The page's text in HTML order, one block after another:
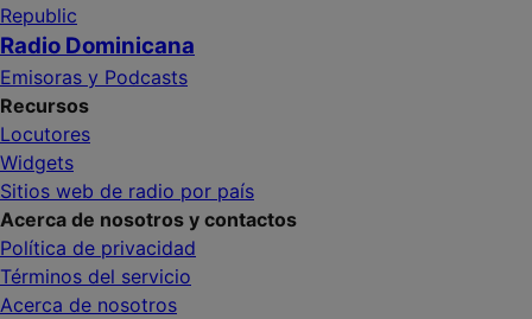
Radio Dominicana
Emisoras y Podcasts
Recursos
Locutores
Widgets
Sitios web de radio por país
Acerca de nosotros y contactos
Política de privacidad
Términos del servicio
Acerca de nosotros